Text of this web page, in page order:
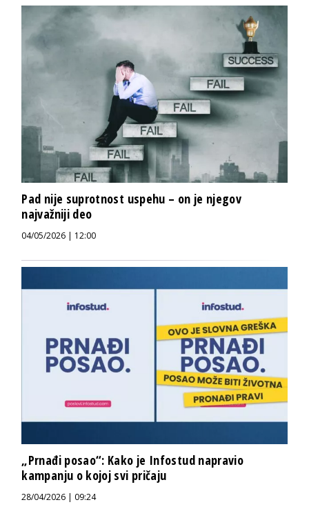
Pad nije suprotnost uspehu – on je njegov
najvažniji deo
04/05/2026 | 12:00
„Prnađi posao“: Kako je Infostud napravio
kampanju o kojoj svi pričaju
28/04/2026 | 09:24